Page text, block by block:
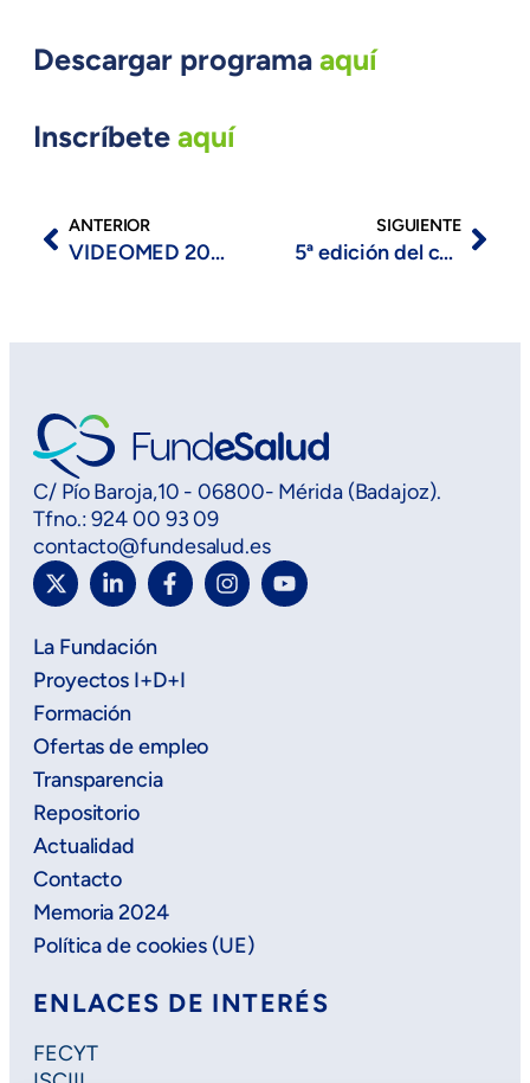
Descargar programaaquí
Inscríbete aquí
ANTERIOR
VIDEOMED 2022 amplía el plazo de presentación de piezas audiovisuales
SIGUIENTE
5ª edición del curso de formación tutelada en espirometría
C/ Pío Baroja,10 - 06800- Mérida (Badajoz).
Tfno.: 924 00 93 09
contacto@fundesalud.es
La Fundación
Proyectos I+D+I
Formación
Ofertas de empleo
Transparencia
Repositorio
Actualidad
Contacto
Memoria 2024
Política de cookies (UE)
ENLACES DE INTERÉS
FECYT